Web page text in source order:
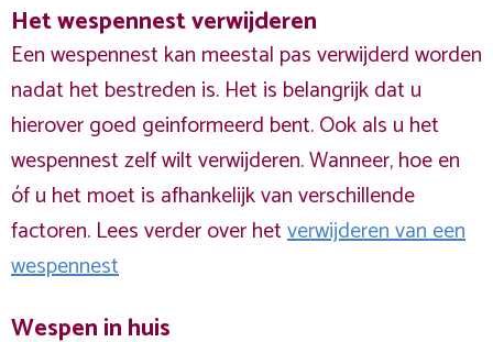
Het wespennest verwijderen
Een wespennest kan meestal pas verwijderd worden
nadat het bestreden is. Het is belangrijk dat u
hierover goed geinformeerd bent. Ook als u het
wespennest zelf wilt verwijderen. Wanneer, hoe en
óf u het moet is afhankelijk van verschillende
factoren. Lees verder over hetverwijderen van een
wespennest
Wespen in huis